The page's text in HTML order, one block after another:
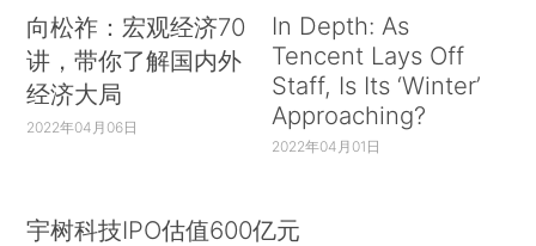
向松祚：宏观经济70
讲，带你了解国内外
经济大局
2022年04月06日
In Depth: As
Tencent Lays Off
Staff, Is Its ‘Winter’
Approaching?
2022年04月01日
宇树科技IPO估值600亿元